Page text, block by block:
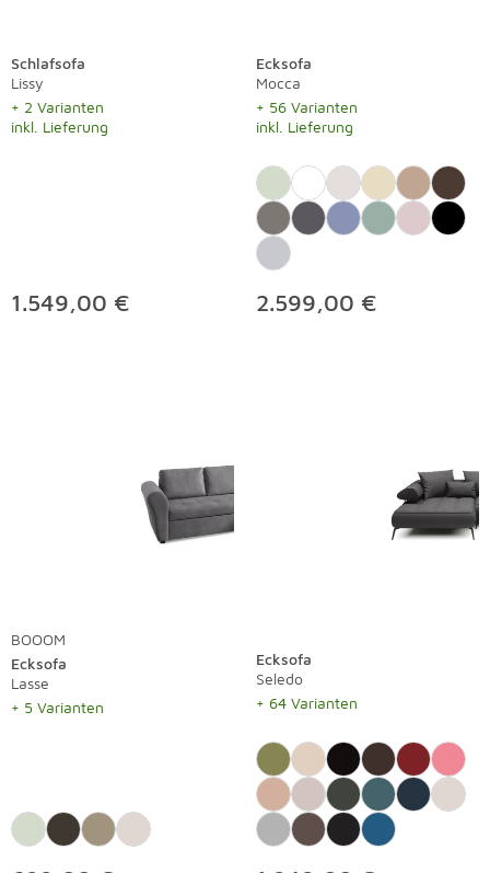
Schlafsofa
Lissy
+ 2 Varianten
inkl. Lieferung
1.549,00 €
Ecksofa
Mocca
+ 56 Varianten
inkl. Lieferung
2.599,00 €
BOOOM
Ecksofa
Lasse
+ 5 Varianten
Ecksofa
Seledo
+ 64 Varianten